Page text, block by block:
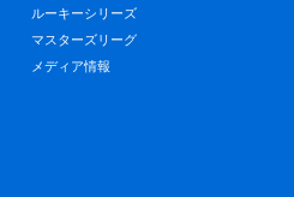
ルーキーシリーズ
マスターズリーグ
メディア情報